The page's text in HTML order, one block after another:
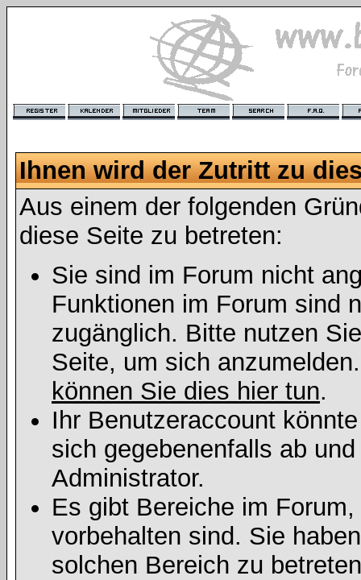
Ihnen wird der Zutritt zu
Aus einem der folgenden
diese Seite zu betreten:
Sie sind im Forum nicht
Funktionen im Forum sind
zugänglich. Bitte nutzen
Seite, um sich
können Sie dies hier tun.
Ihr Benutzeraccount
sich gegebenenfalls ab
Administrator.
Es gibt Bereiche im
vorbehalten sind. Sie
solchen Bereich zu